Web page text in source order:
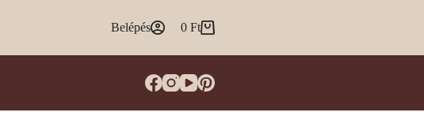
Belépés
Shopping
0 Ft